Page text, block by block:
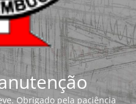
Obrigado pela paciência